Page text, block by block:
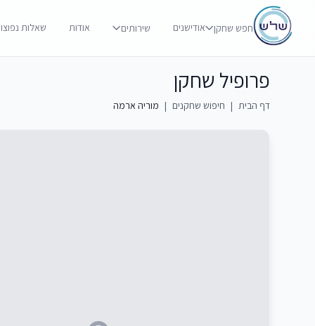
חפש שחקן אודישנים שירותים אודות שאלות
פרופיל שחקן
דף הבית | חיפוש שחקנים | מוריה ארמה